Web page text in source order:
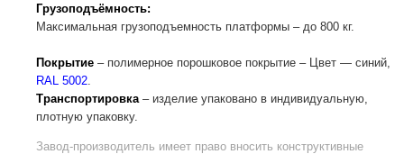
Грузоподъёмность:
Максимальная грузоподъемность платформы – до 800 кг.
Покрытие – полимерное порошковое покрытие – Цвет — синий,
RAL 5002
Транспортировка – изделие упаковано в индивидуальную,
плотную упаковку.
Завод-производитель имеет право вносить конструктивные